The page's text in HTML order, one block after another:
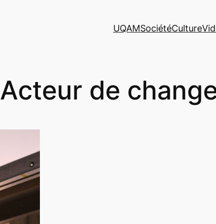
UQAMSociétéCulture
Acteur de